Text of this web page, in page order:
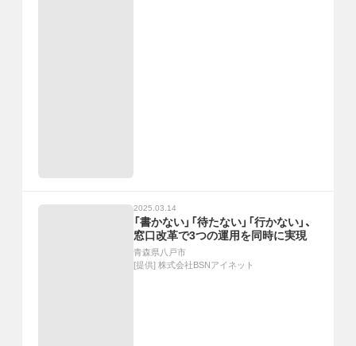
2025.03.14
「書かない」「待たない」「行かない」、
窓口改革で3つの運用を同時に実現
青森県八戸市
[提供] 株式会社BSNアイネット